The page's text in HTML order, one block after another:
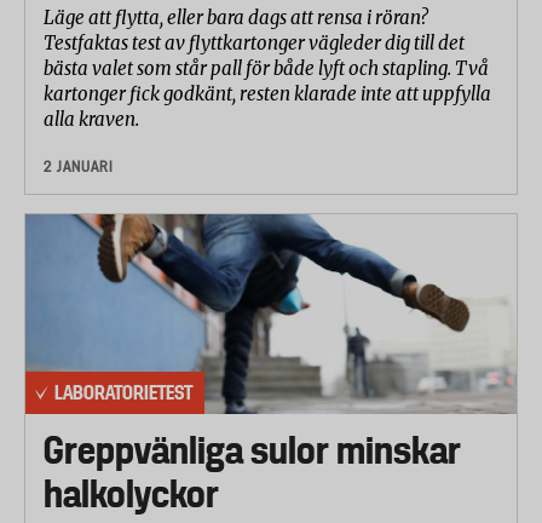
Läge att flytta, eller bara dags att rensa i röran?
Testfaktas test av flyttkartonger vägleder dig till det
bästa valet som står pall för både lyft och stapling. Två
kartonger fick godkänt, resten klarade inte att uppfylla
alla kraven.
2 JANUARI
LABORATORIETEST
Greppvänliga sulor minskar
halkolyckor